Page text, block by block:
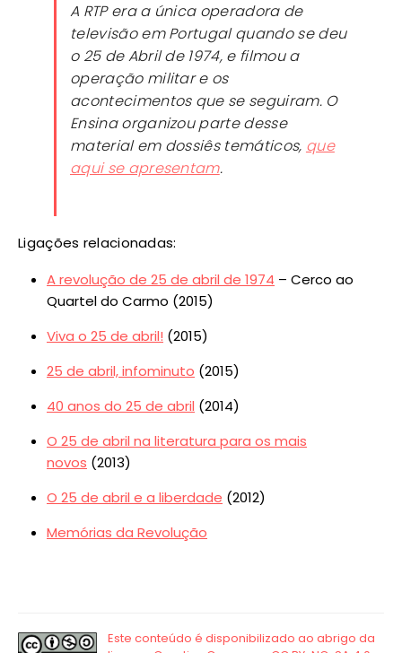
A RTP era a única operadora de
televisão em Portugal quando se deu
o 25 de Abril de 1974, e filmou a
operação militar e os
acontecimentos que se seguiram. O
Ensina organizou parte desse
material em dossiês temáticos, que
aqui se apresentam.
Ligações relacionadas:
A revolução de 25 de abril de 1974 – Cerco ao
Quartel do Carmo (2015)
Viva o 25 de abril! (2015)
25 de abril, infominuto (2015)
40 anos do 25 de abril (2014)
O 25 de abril na literatura para os mais
novos (2013)
O 25 de abril e a liberdade (2012)
Memórias da Revolução